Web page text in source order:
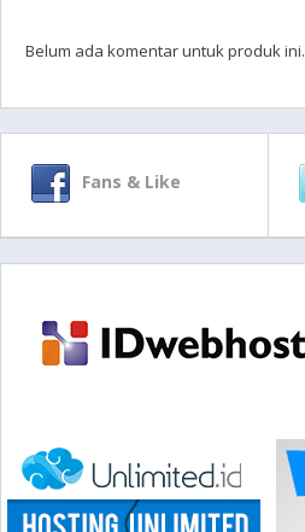
Belum ada komentar untuk produk ini.
Fans & Like